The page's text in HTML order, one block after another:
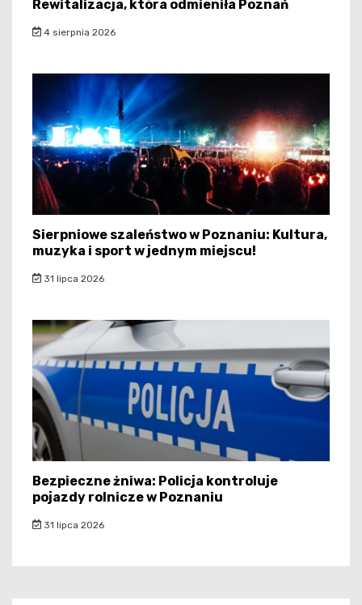
Rewitalizacja, która odmieniła Poznań
4 sierpnia 2026
Sierpniowe szaleństwo w Poznaniu: Kultura,
muzyka i sport w jednym miejscu!
31 lipca 2026
Bezpieczne żniwa: Policja kontroluje
pojazdy rolnicze w Poznaniu
31 lipca 2026